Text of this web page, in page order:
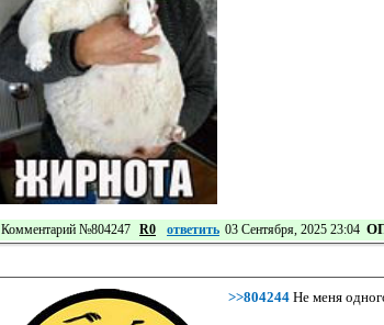
Комментарий №804247 R0 ответить 03 Сентября, 2025 23:04
>>804244 Не меня